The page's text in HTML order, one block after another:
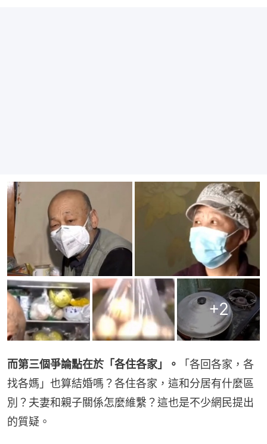
+2
而第三個爭論點在於「各住各家」。
「各回各家，各
找各媽」也算結婚嗎？各住各家，這和分居有什麼區
別？夫妻和親子關係怎麼維繫？這也是不少網民提出
的質疑。